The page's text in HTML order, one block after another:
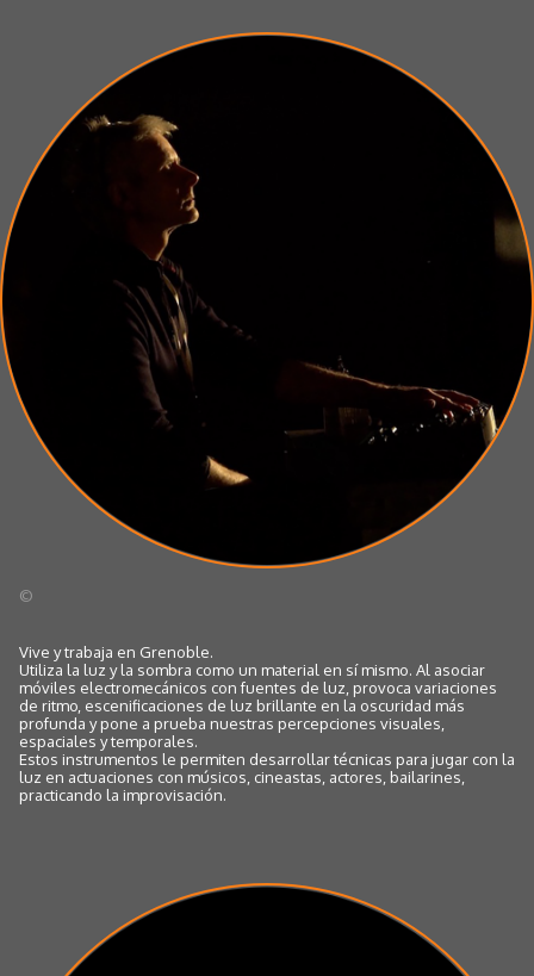
©
Vive y trabaja en Grenoble.
Utiliza la luz y la sombra como un material en sí mismo. Al asociar
móviles electromecánicos con fuentes de luz, provoca variaciones
de ritmo, escenificaciones de luz brillante en la oscuridad más
profunda y pone a prueba nuestras percepciones visuales,
espaciales y temporales.
Estos instrumentos le permiten desarrollar técnicas para jugar con la
luz en actuaciones con músicos, cineastas, actores, bailarines,
practicando la improvisación.